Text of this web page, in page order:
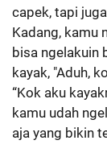
capek, tapi
Kadang, kamu
bisa ngelakuin
kayak, "Aduh,
“Kok aku
kamu udah
aja yang bikin